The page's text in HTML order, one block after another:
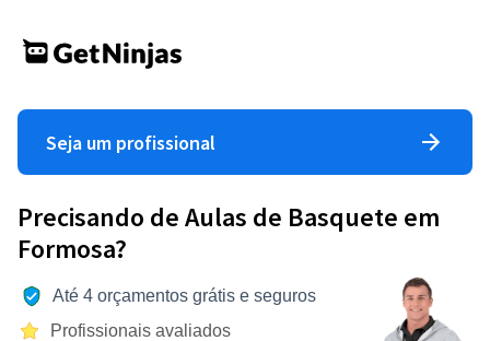
Seja um profissional
Precisando de Aulas de Basquete em
Formosa?
Até 4 orçamentos grátis e seguros
Profissionais avaliados